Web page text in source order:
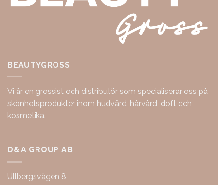
BEAUTYGROSS
Vi är en grossist och distributör som specialiserar oss på
skönhetsprodukter inom hudvård, hårvård, doft och
kosmetika.
D&A GROUP AB
Ullbergsvägen 8